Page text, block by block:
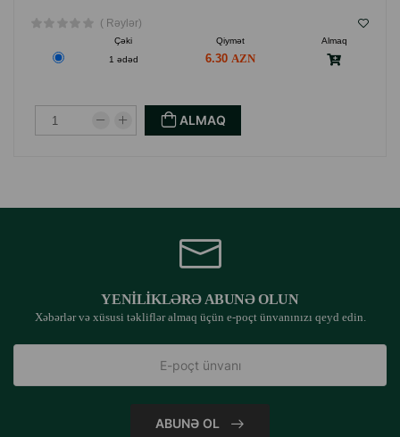
( Rəylər)
Çəki Qiymət
Almaq
1 ədəd
6.30
ALMAQ
YENILIKLƏRƏ ABUNƏ OLUN
Xəbərlər və xüsusi təkliflər almaq üçün e-poçt ünvanınızı qeyd edin.
ABUNƏ OL